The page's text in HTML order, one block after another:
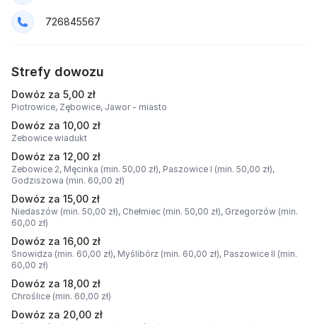
726845567
Strefy dowozu
Dowóz za 5,00 zł
Piotrowice, Zębowice, Jawor - miasto
Dowóz za 10,00 zł
Zebowice wiadukt
Dowóz za 12,00 zł
Zebowice 2, Męcinka (min. 50,00 zł), Paszowice I (min. 50,00 zł),
Godziszowa (min. 60,00 zł)
Dowóz za 15,00 zł
Niedaszów (min. 50,00 zł), Chełmiec (min. 50,00 zł), Grzegorzów (min.
60,00 zł)
Dowóz za 16,00 zł
Snowidza (min. 60,00 zł), Myślibórz (min. 60,00 zł), Paszowice II (min.
60,00 zł)
Dowóz za 18,00 zł
Chroślice (min. 60,00 zł)
Dowóz za 20,00 zł